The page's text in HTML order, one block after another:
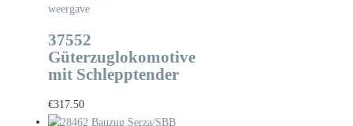
weergave
37552
Güterzuglokomotive
mit Schlepptender
€317.50